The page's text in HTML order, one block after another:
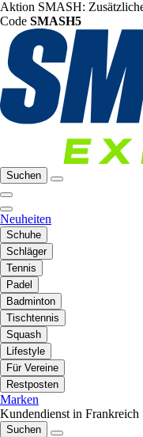
Aktion SMASH:
Code SMASH5
Suchen
Neuheiten
Schuhe
Schläger
Tennis
Padel
Badminton
Tischtennis
Squash
Lifestyle
Für Vereine
Restposten
Marken
Kundendienst in Frankreich
Suchen